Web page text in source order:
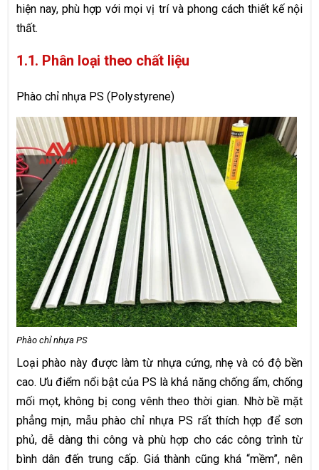
hiện nay, phù hợp với mọi vị trí và phong cách thiết kế nội
thất.
1.1. Phân loại theo chất liệu
Phào chỉ nhựa PS (Polystyrene)
Phào chỉ nhựa PS
Loại phào này được làm từ nhựa cứng, nhẹ và có độ bền
cao. Ưu điểm nổi bật của PS là khả năng chống ẩm, chống
mối mọt, không bị cong vênh theo thời gian. Nhờ bề mặt
phẳng mịn, mẫu phào chỉ nhựa PS rất thích hợp để sơn
phủ, dễ dàng thi công và phù hợp cho các công trình từ
bình dân đến trung cấp. Giá thành cũng khá “mềm”, nên